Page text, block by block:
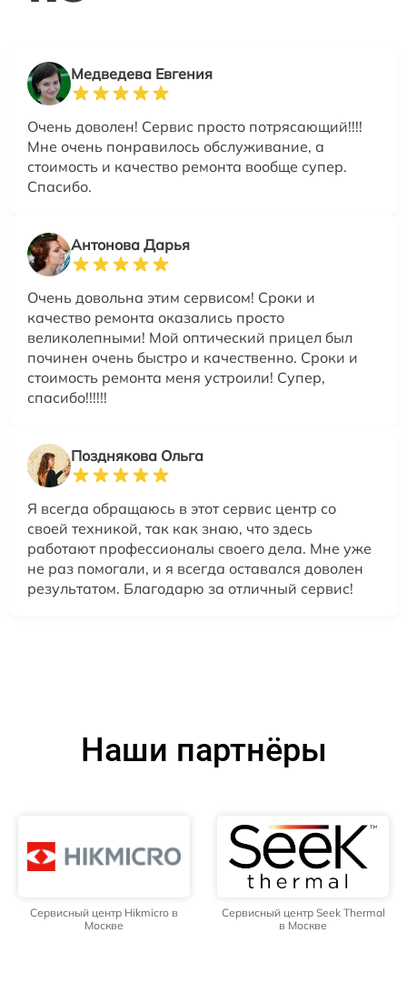
Медведева Евгения
Очень доволен! Сервис просто потрясающий!!!!
Мне очень понравилось обслуживание, а
стоимость и качество ремонта вообще супер.
Спасибо.
Антонова Дарья
Очень довольна этим сервисом! Сроки и
качество ремонта оказались просто
великолепными! Мой оптический прицел был
починен очень быстро и качественно. Сроки и
стоимость ремонта меня устроили! Супер,
спасибо!!!!!!
Позднякова Ольга
Я всегда обращаюсь в этот сервис центр со
своей техникой, так как знаю, что здесь
работают профессионалы своего дела. Мне уже
не раз помогали, и я всегда оставался доволен
результатом. Благодарю за отличный сервис!
Наши партнёры
Сервисный центр Hikmicro в
Москве
Сервисный центр Seek Thermal
в Москве